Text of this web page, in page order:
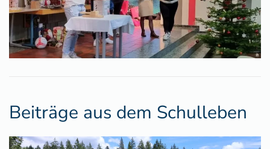
Beiträge aus dem Schulleben